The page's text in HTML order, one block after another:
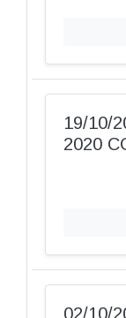
19/10/
2020
02/10/